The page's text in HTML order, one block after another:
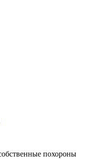
похороны